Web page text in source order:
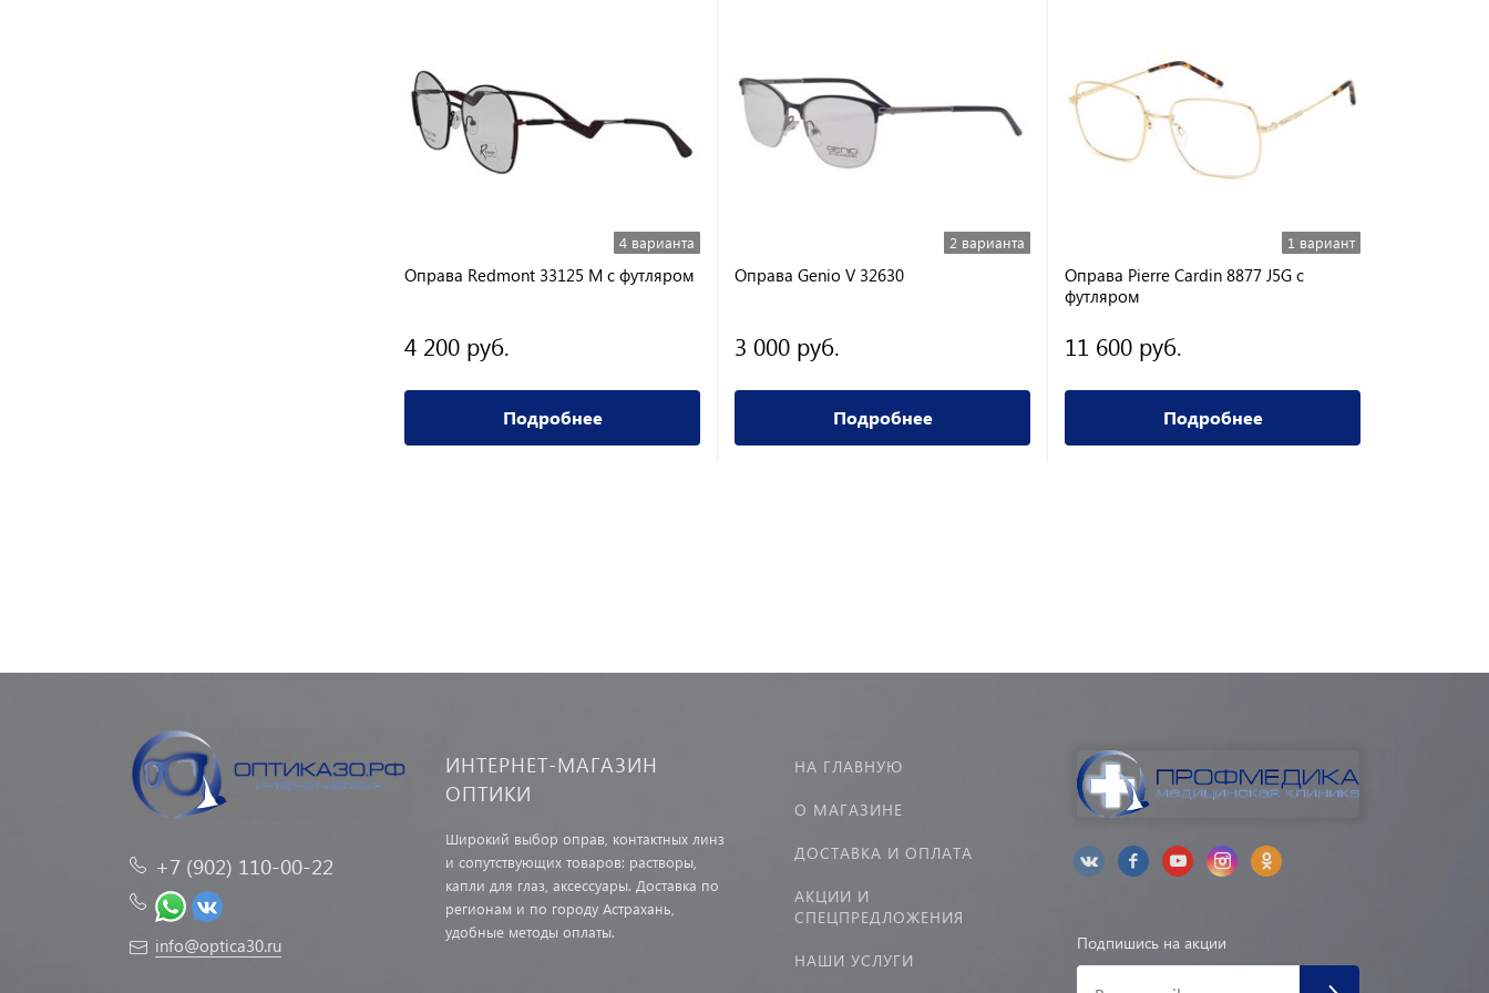
4 варианта
Оправа Redmont 33125 M с футляром
4 200 руб.
Подробнее
2 варианта
Оправа Genio V 32630
3 000 руб.
Подробнее
1 вариант
Оправа Pierre Cardin 8877 J5G с
футляром
11 600 руб.
Подробнее
+7 (902) 110-00-22
info@optica30.ru
ИНТЕРНЕТ-МАГАЗИН
ОПТИКИ
Широкий выбор оправ, контактных линз
и сопутствующих товаров: растворы,
капли для глаз, аксессуары. Доставка по
регионам и по городу Астрахань,
удобные методы оплаты.
НА ГЛАВНУЮ
О МАГАЗИНЕ
ДОСТАВКА И ОПЛАТА
АКЦИИ И
СПЕЦПРЕДЛОЖЕНИЯ
НАШИ УСЛУГИ
Подпишись на акции